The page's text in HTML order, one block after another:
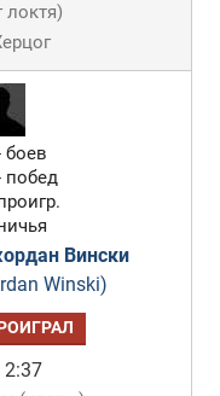
локтя)
боев
побед
Вински
Winski)